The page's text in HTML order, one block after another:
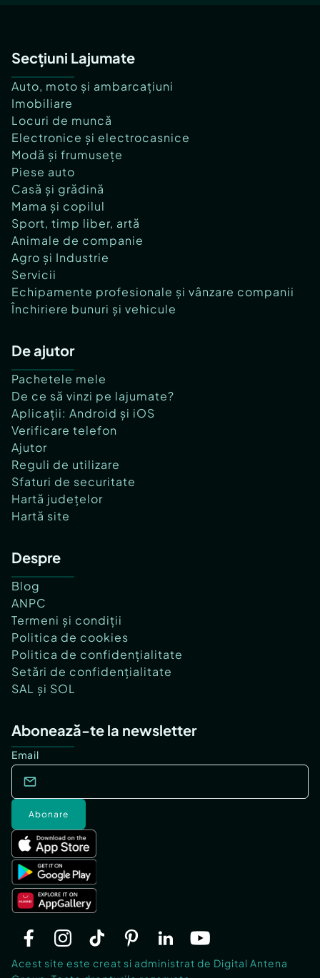
Secțiuni Lajumate
Auto, moto și ambarcațiuni
Imobiliare
Locuri de muncă
Electronice și electrocasnice
Modă și frumusețe
Piese auto
Casă și grădină
Mama și copilul
Sport, timp liber, artă
Animale de companie
Agro și Industrie
Servicii
Echipamente profesionale și vânzare companii
Închiriere bunuri și vehicule
De ajutor
Pachetele mele
De ce să vinzi pe lajumate?
Aplicații: Android și iOS
Verificare telefon
Ajutor
Reguli de utilizare
Sfaturi de securitate
Hartă județelor
Hartă site
Despre
Blog
ANPC
Termeni și condiții
Politica de cookies
Politica de confidențialitate
Setări de confidențialitate
SAL și SOL
Abonează-te la newsletter
Email
Abonare
Acest site este creat si administrat de Digital Antena